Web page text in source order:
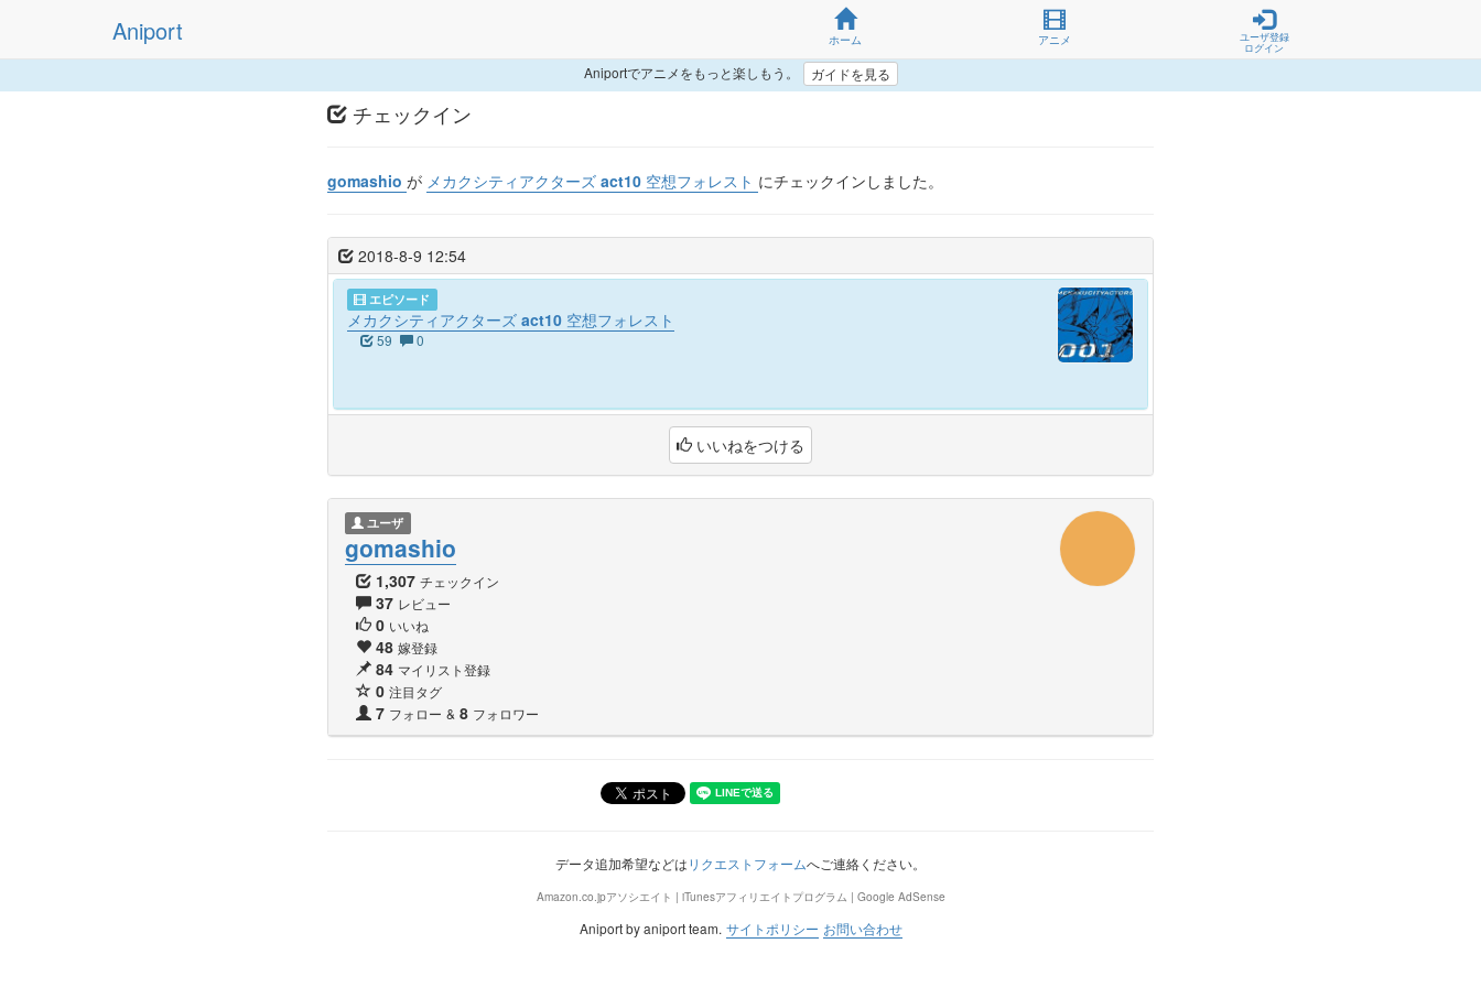
Aniport ホーム アニメ
ユーザ登録
ログイン
Aniportでアニメをもっと楽しもう。 ガイドを見る
チェックイン
gomashio が メカクシティアクターズ act10 空想フォレスト にチェックインしました。
2018-8-9 12:54
エピソード
メカクシティアクターズ act10 空想フォレスト
59 0
いいねをつける
ユーザ
gomashio
1,307 チェックイン
37 レビュー
0 いいね
48 嫁登録
84 マイリスト登録
0 注目タグ
7 フォロー & 8 フォロワー
データ追加希望などはリクエストフォームへご連絡ください。
Amazon.co.jpアソシエイト | iTunesアフィリエイトプログラム | Google AdSense
Aniport by aniport team. サイトポリシー お問い合わせ